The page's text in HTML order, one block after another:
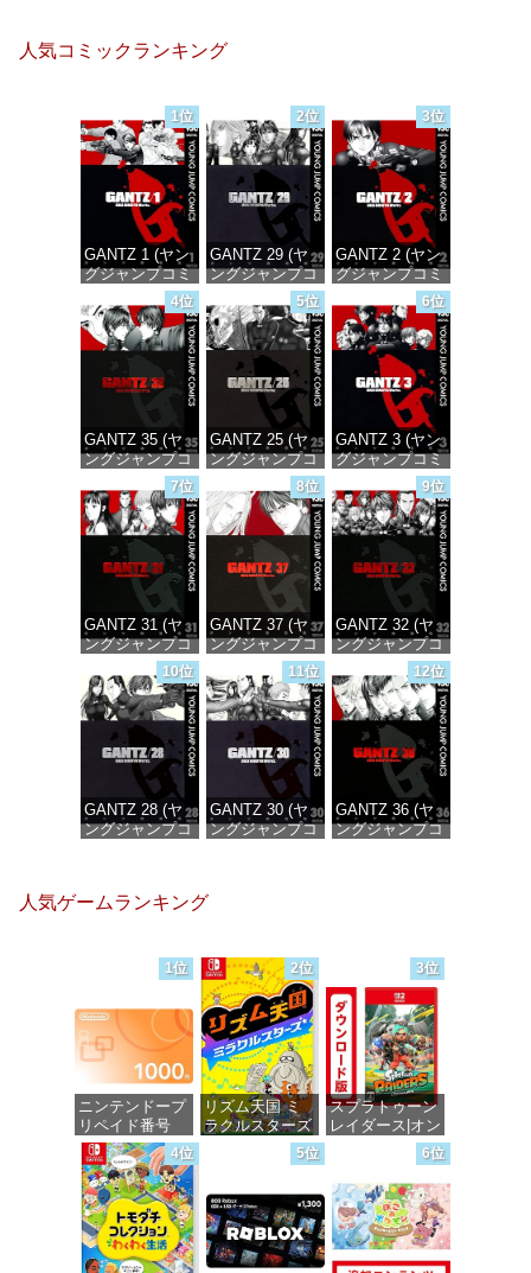
人気コミックランキング
1位
GANTZ 1 (ヤン
グジャンプコミ
ックスDIGITAL)
価格：¥617
2位
GANTZ 29 (ヤ
ングジャンプコ
DIGITAL)
価格：¥647
3位
GANTZ 2 (ヤン
グジャンプコミ
ックスDIGITAL)
価格：¥617
4位
GANTZ 35 (ヤ
ングジャンプコ
DIGITAL)
価格：¥647
5位
GANTZ 25 (ヤ
ングジャンプコ
DIGITAL)
価格：¥647
6位
GANTZ 3 (ヤン
グジャンプコミ
ックスDIGITAL)
価格：¥617
7位
GANTZ 31 (ヤ
ングジャンプコ
DIGITAL)
価格：¥647
8位
GANTZ 37 (ヤ
ングジャンプコ
DIGITAL)
価格：¥647
9位
GANTZ 32 (ヤ
ングジャンプコ
DIGITAL)
価格：¥647
10位
GANTZ 28 (ヤ
ングジャンプコ
価格：¥647
11位
GANTZ 30 (ヤ
ングジャンプコ
12位
GANTZ 36 (ヤ
ングジャンプコ
人気ゲームランキング
1位
ニンテンドープ
リペイド番号
1000円|オンラ
インコード版
価格：¥1,000
2位
リズム天国 ミ
ラクルスターズ
3位
スプラトゥーン
レイダース|オン
ラインコード版
価格：¥5,832
4位 5位 6位